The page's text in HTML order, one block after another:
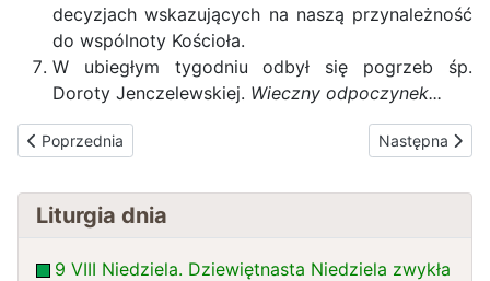
Liturgia dnia
9 VIII Niedziela. Dziewiętnasta Niedziela zwykła
decyzjach wskazujących na naszą przynależność
do wspólnoty Kościoła.
W ubiegłym tygodniu odbył się pogrzeb śp.
Doroty Jenczelewskiej. Wieczny odpoczynek...
Poprzednia strona: Zaproszenie
Poprzednia Następna
Następna